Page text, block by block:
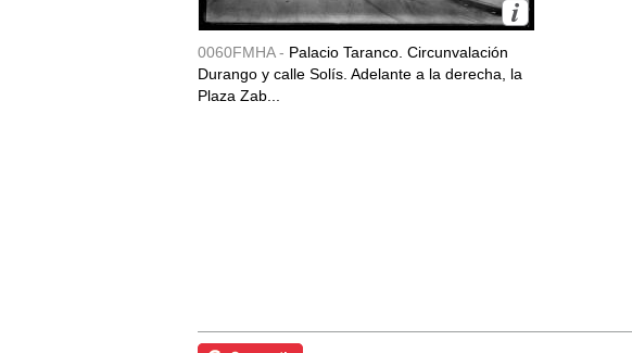
0060FMHA - Palacio Taranco. Circunvalación
Durango y calle Solís. Adelante a la derecha, la
Plaza Zab...